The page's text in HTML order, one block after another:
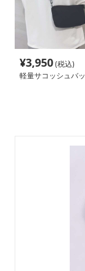
¥3,950(税込)
軽量サコッシュバ